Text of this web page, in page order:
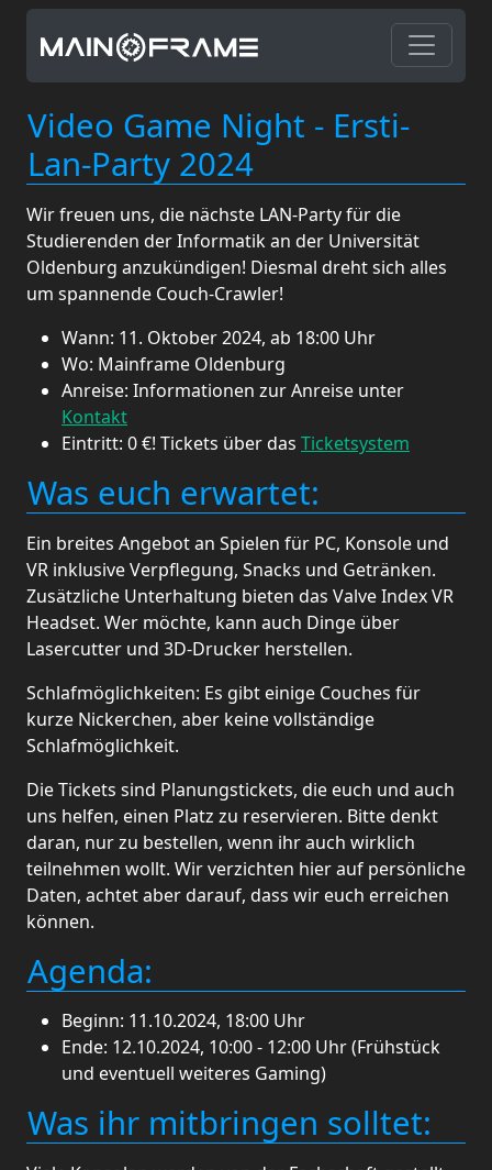
Video Game Night - Ersti-
Lan-Party 2024
Wir freuen uns, die nächste LAN-Party für die
Studierenden der Informatik an der Universität
Oldenburg anzukündigen! Diesmal dreht sich alles
um spannende Couch-Crawler!
Wann: 11. Oktober 2024, ab 18:00 Uhr
Wo: Mainframe Oldenburg
Anreise: Informationen zur Anreise unter
Kontakt
Eintritt: 0 €! Tickets über das Ticketsystem
Was euch erwartet:
Ein breites Angebot an Spielen für PC, Konsole und
VR inklusive Verpflegung, Snacks und Getränken.
Zusätzliche Unterhaltung bieten das Valve Index VR
Headset. Wer möchte, kann auch Dinge über
Lasercutter und 3D-Drucker herstellen.
Schlafmöglichkeiten: Es gibt einige Couches für
kurze Nickerchen, aber keine vollständige
Schlafmöglichkeit.
Die Tickets sind Planungstickets, die euch und auch
uns helfen, einen Platz zu reservieren. Bitte denkt
daran, nur zu bestellen, wenn ihr auch wirklich
teilnehmen wollt. Wir verzichten hier auf persönliche
Daten, achtet aber darauf, dass wir euch erreichen
können.
Agenda:
Beginn: 11.10.2024, 18:00 Uhr
Ende: 12.10.2024, 10:00 - 12:00 Uhr (Frühstück
und eventuell weiteres Gaming)
Was ihr mitbringen solltet: